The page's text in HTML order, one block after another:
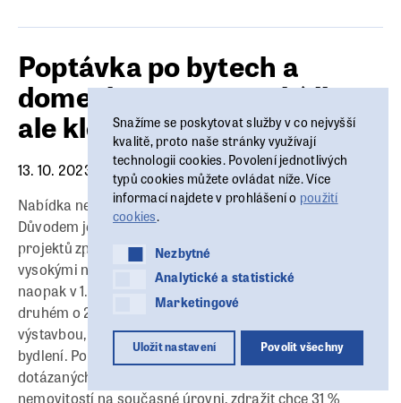
Poptávka po bytech a
domech poroste, nabídka
ale klesne
13. 10. 2023
Nabídka nemovitostí v příštím roce klesne o necelé 1 %.
Důvodem je nedostatečná výstavba rezidenčních
projektů způsobená aktuálně nízkou poptávkou a
vysokými náklady na výstavbu. Poptávka po bydlení
naopak v 1. pololetí příštího roku vzroste o 2,3 % a v
druhém o 2,5 %. Developeři, kteří se zabývají rezidenční
výstavbou, očekávají převážně stabilní ceny nového
bydlení. Podle průzkumu CEEC Research 63 %
dotázaných developerů plánuje držet ceny svých
nemovitostí na současné úrovni, zdražit chce 31 %
Snažíme se poskytovat služby v co nejvyšší
kvalitě, proto naše stránky využívají
technologii cookies. Povolení jednotlivých
typů cookies můžete ovládat níže. Více
informací najdete v prohlášení o použití
cookies.
NezbytnéNezbytné
Analytické a statistické
Analytické a statistické
Marketingové
Marketingové
Uložit nastavení Povolit všechny